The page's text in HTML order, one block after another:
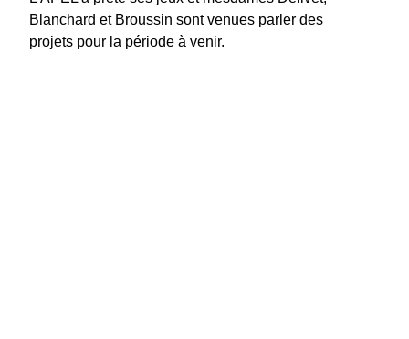
Blanchard et Broussin sont venues parler des
projets pour la période à venir.